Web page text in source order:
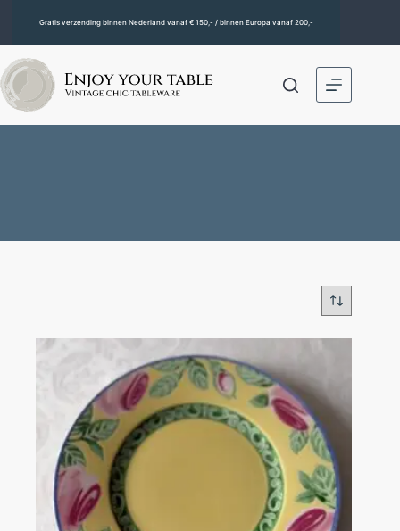
Gratis verzending binnen Nederland vanaf € 150,- / binnen Europa vanaf 200,-